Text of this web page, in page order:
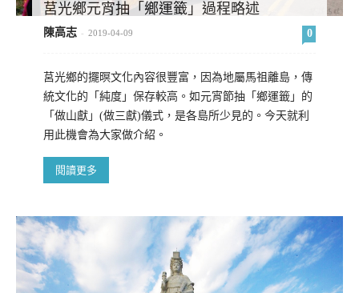
莒光鄉元宵抽「鄉運籤」過程略述
陳高志 - 2019-04-09 0
莒光鄉的擺暝文化內容很豐富，因為地屬馬祖離島，傳
統文化的「純度」保存較高。如元宵節抽「鄉運籤」的
「做山獻」(做三獻)儀式，是各島所少見的。今天就利
用此機會為大家做介紹。
閱讀更多